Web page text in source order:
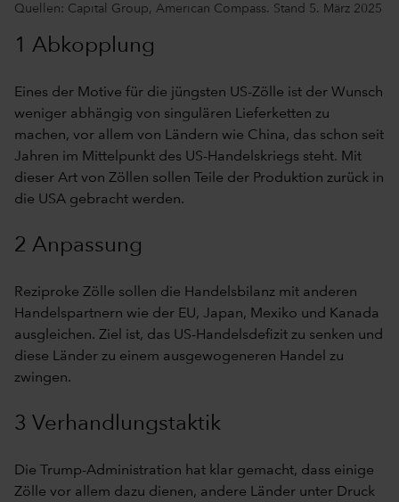
Quellen: Capital Group, American Compass. Stand 5. März 2025
1 Abkopplung
Eines der Motive für die jüngsten US-Zölle ist der Wunsch
weniger abhängig von singulären Lieferketten zu
machen, vor allem von Ländern wie China, das schon seit
Jahren im Mittelpunkt des US-Handelskriegs steht. Mit
dieser Art von Zöllen sollen Teile der Produktion zurück in
die USA gebracht werden.
2 Anpassung
Reziproke Zölle sollen die Handelsbilanz mit anderen
Handelspartnern wie der EU, Japan, Mexiko und Kanada
ausgleichen. Ziel ist, das US-Handelsdefizit zu senken und
diese Länder zu einem ausgewogeneren Handel zu
zwingen.
3 Verhandlungstaktik
Die Trump-Administration hat klar gemacht, dass einige
Zölle vor allem dazu dienen, andere Länder unter Druck